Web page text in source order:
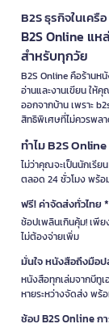
B2S ธุรกิจในเค
B2S Online แห
สำหรับทุกวัย
B2S Online คือร้านห
อ่านและงานเขียน ให้
ออกจากบ้าน เพราะ
สิทธิพิเศษที่ไม่ควรพล
ทำไม B2S
ไม่ว่าคุณจะเป็นนักเรี
ตลอด 24 ชั่วโมง พร้อ
ฟรี! ค่าจัดส่งทั่วไทย
ช้อปเพลินเกินคุ้ม! เพี
ไม่ต้องจ่ายเพิ่ม
มั่นใจ หนังสือถึงมือ
หนังสือทุกเล่มจากบีทู
หายระหว่างจัดส่ง พ
ช้อป B2S Online ก